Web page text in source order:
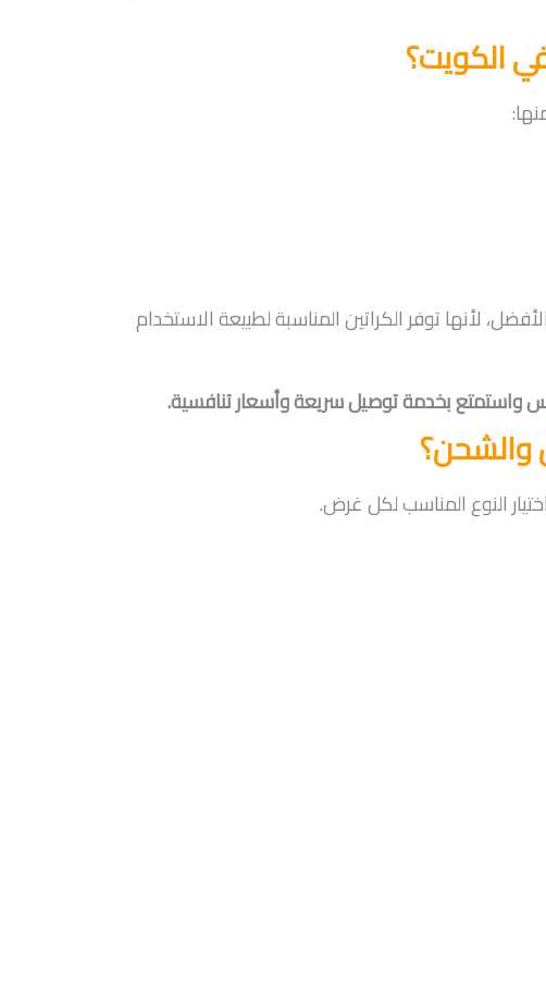
الكويت؟
الأفضل، لأنها توفر الكراتين المناسبة لطبيعة الاستخدام
واستمتع بخدمة توصيل سريعة وأسعار تنافسية.
والشحن؟
النوع المناسب لكل غرض.